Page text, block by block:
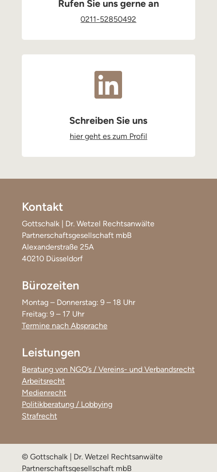
Rufen Sie uns gerne an
0211-52850492

Schreiben Sie uns
hier geht es zum Profil
Kontakt
Gottschalk | Dr. Wetzel Rechtsanwälte
Partnerschaftsgesellschaft mbB
Alexanderstraße 25A
40210 Düsseldorf
Bürozeiten
Montag – Donnerstag: 9 – 18 Uhr
Freitag: 9 – 17 Uhr
Termine nach Absprache
Leistungen
Beratung von NGO’s / Vereins- und Verbandsrecht
Arbeitsrecht
Medienrecht
Politikberatung / Lobbying
Strafrecht
© Gottschalk | Dr. Wetzel Rechtsanwälte
Partnerschaftsgesellschaft mbB